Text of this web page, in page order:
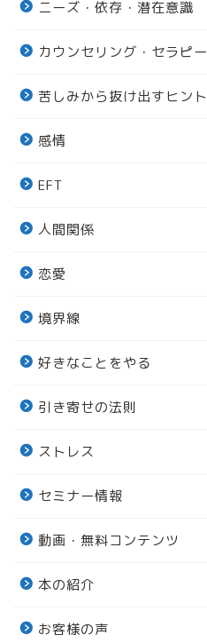
ニーズ・依存・潜在意識
カウンセリング・セラピー
苦しみから抜け出すヒント
感情
EFT
人間関係
恋愛
境界線
好きなことをやる
引き寄せの法則
ストレス
セミナー情報
動画・無料コンテンツ
本の紹介
お客様の声